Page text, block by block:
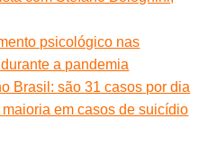
psicológico nas
a pandemia
Brasil: são 31 casos por dia
em casos de suicídio